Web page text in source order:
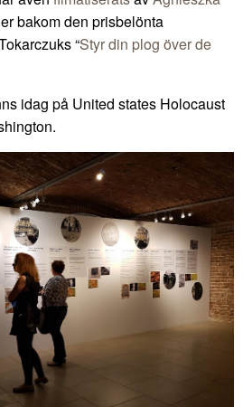
bakom den prisbelönta
“Styr din plog över de
idag på United states Holocaust